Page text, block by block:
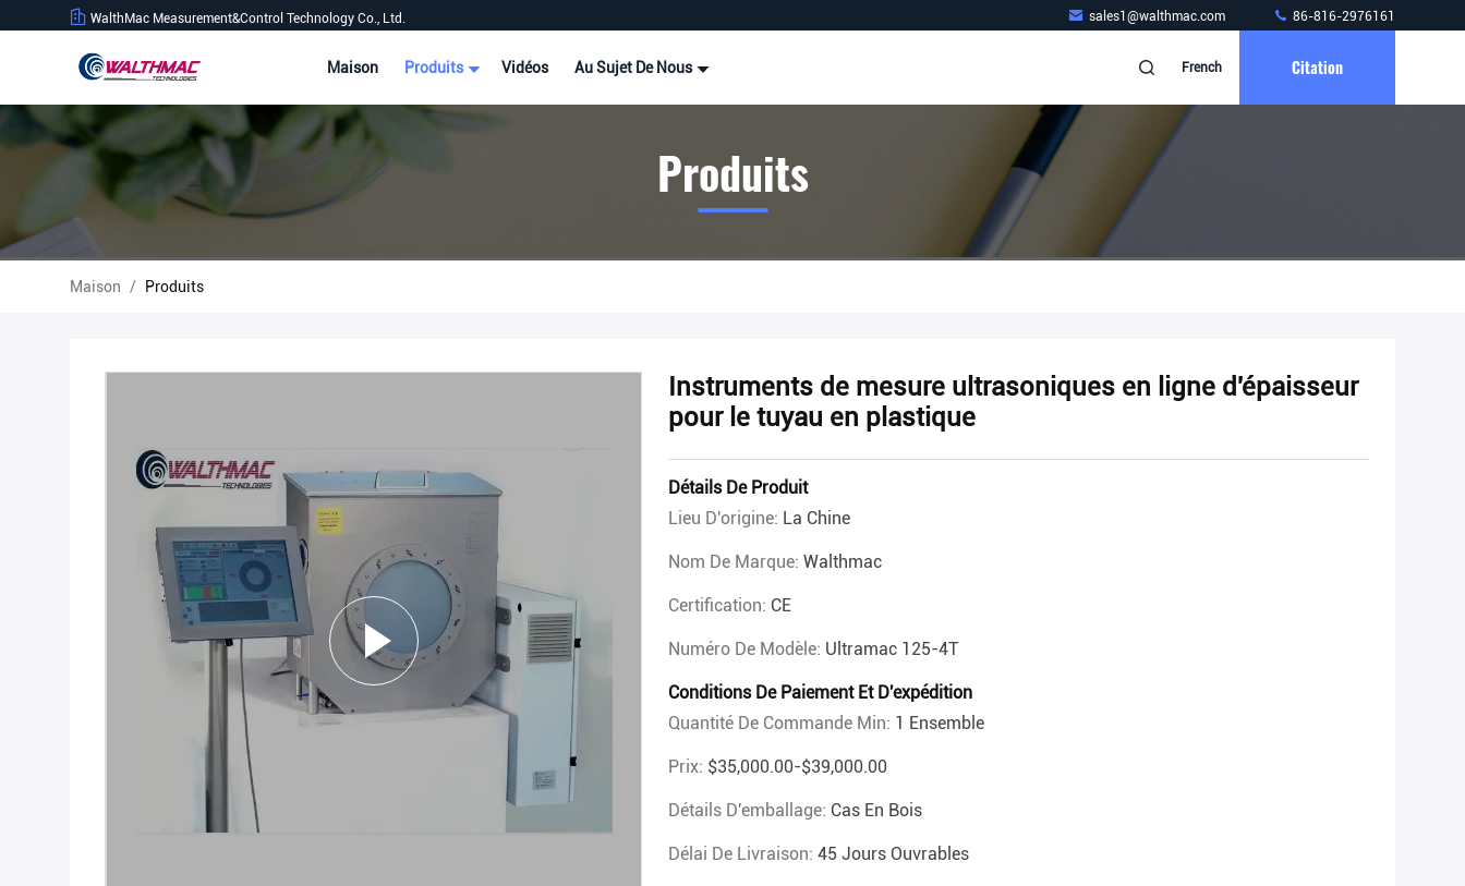
WalthMac Measurement&Control Technology Co., Ltd. sales1@walthmac.com 86-816-2976161
Maison Produits Vidéos Au Sujet De Nous French Citation
Produits
Maison / Produits
Instruments de mesure ultrasoniques en ligne d'épaisseur
pour le tuyau en plastique
Détails De Produit
Lieu D'origine: La Chine
Nom De Marque: Walthmac
Certification: CE
Numéro De Modèle: Ultramac 125-4T
Conditions De Paiement Et D'expédition
Quantité De Commande Min: 1 Ensemble
Prix: $35,000.00-$39,000.00
Détails D'emballage: Cas En Bois
Délai De Livraison: 45 Jours Ouvrables